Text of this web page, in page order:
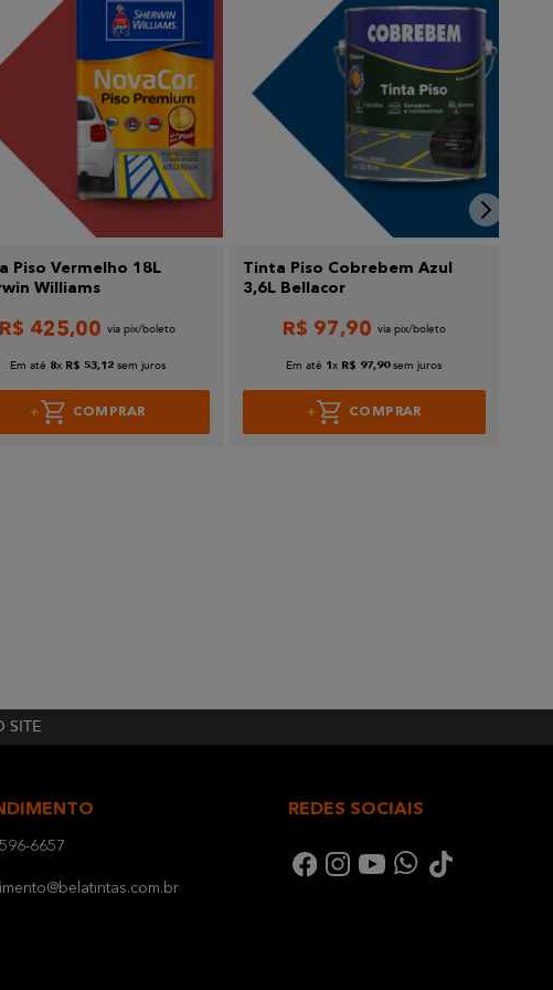
Piso Vermelho 18L
Williams
R$ 425,00
Em até 8x R$ 53,12 sem juros
COMPRAR
Tinta Piso Cobrebem Azul
3,6L Bellacor
R$ 97,90
Em até 1x R$ 97,90 sem juros
COMPRAR
SITE
6657
REDES SOCIAIS